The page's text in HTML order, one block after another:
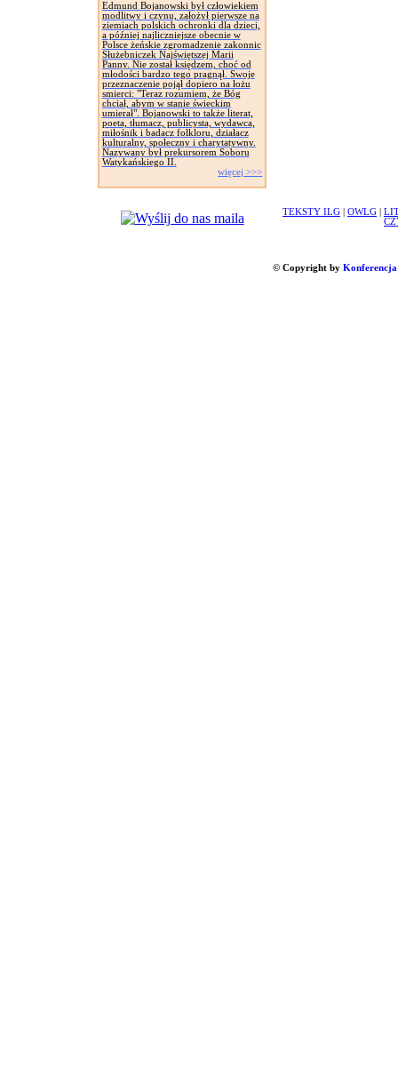
Edmund Bojanowski był człowiekiem
modlitwy i czynu, założył pierwsze na
ziemiach polskich ochronki dla dzieci,
a później najliczniejsze obecnie w
Polsce żeńskie zgromadzenie zakonnic
Służebniczek Najświętszej Marii
Panny. Nie został księdzem, choć od
młodości bardzo tego pragnął. Swoje
przeznaczenie pojął dopiero na łożu
smierci: "Teraz rozumiem, że Bóg
chciał, abym w stanie świeckim
umierał". Bojanowski to także literat,
poeta, tłumacz, publicysta, wydawca,
miłośnik i badacz folkloru, działacz
kulturalny, społeczny i charytatywny.
Nazywany był prekursorem Soboru
Watykańskiego II.
więcej >>>
TEKSTY ILG OWLG
© Copyright by Konferencja